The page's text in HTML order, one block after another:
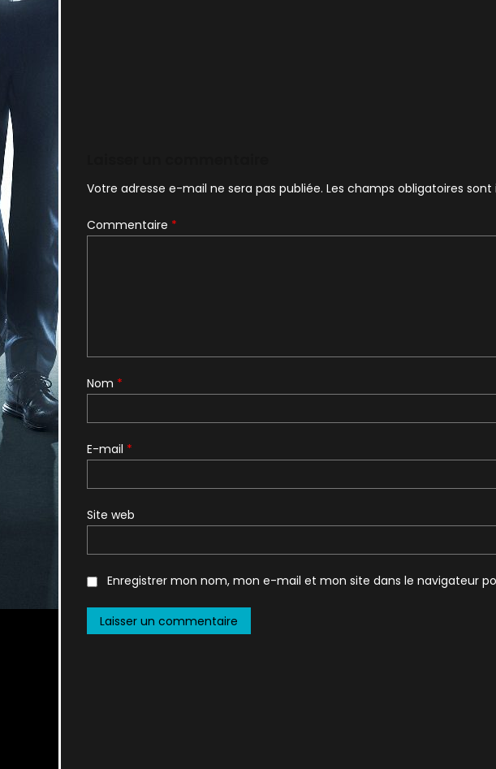
Votre adresse e-mail ne sera pas publiée. Les champs obligatoires
Commentaire *
Nom *
E-mail *
Site web
Enregistrer mon nom, mon e-mail et mon site dans le navigateur